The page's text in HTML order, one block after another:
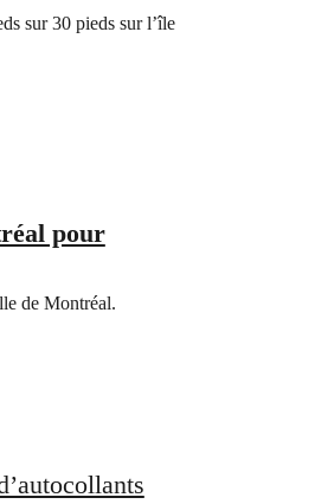
sur 30 pieds sur l’île
pour
de Montréal.